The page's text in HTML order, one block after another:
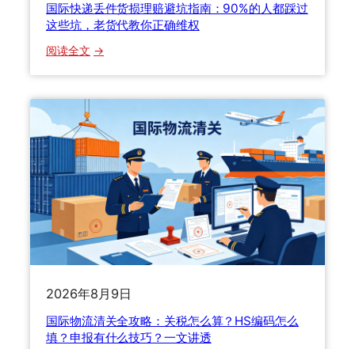
国际快递丢件货损理赔避坑指南：90%的人都踩过
这些坑，老货代教你正确维权
阅读全文 ：
递
丢
件
货
损
赔
坑
指
南
：
9
2026年8月9日
国际物流清关全攻略：关税怎么算？HS编码怎么
填？申报有什么技巧？一文讲透